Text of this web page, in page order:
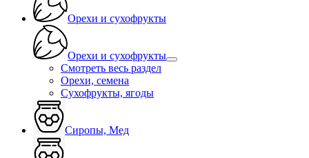
Орехи и сухофрукты
Орехи и сухофрукты
Смотреть весь раздел
Орехи, семена
Сухофрукты, ягоды
Сиропы, Мед